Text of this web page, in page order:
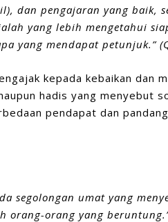
dan pengajaran yang baik,
yang lebih mengetahui
yang mendapat petunjuk.”
kepada kebaikan dan
hadis yang menyebut
pendapat dan
segolongan umat yang
orang-orang yang